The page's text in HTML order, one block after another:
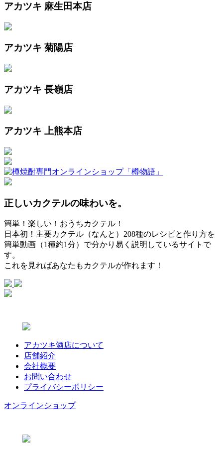
アカツキ 麻生田本店
アカツキ 菊陽店
アカツキ 長嶺店
アカツキ 上熊本店
正しいカクテルの味わいを。
簡単！楽しい！おうちカクテル！
日本初！主要カクテル（なんと）208種のレシピと作り方を
簡単動画（1種約1分）で分かり易く説明しているサイトで
す。
これを見ればあなたもカクテルが作れます！
アカツキ酒店について
店舗紹介
会社概要
お問い合わせ
プライバシーポリシー
オンラインショップ